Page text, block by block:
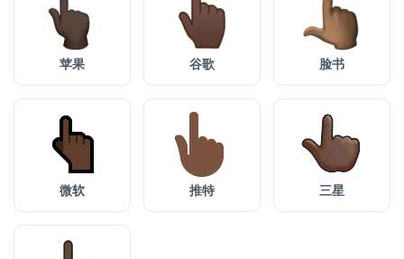
苹果 谷歌 脸书
微软 推特 三星